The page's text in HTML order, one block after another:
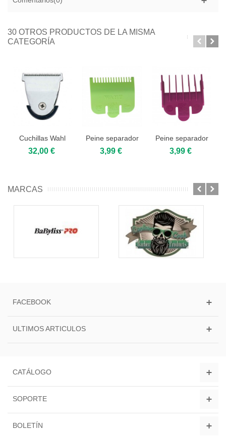
30 OTROS PRODUCTOS DE LA MISMA
CATEGORÍA
Cuchillas Wahl
Beret
32,00 €
Peine separador
nº0,5 Wahl
3,99 €
Peine separador
nº1,5 Wahl
3,99 €
MARCAS
FACEBOOK
ULTIMOS ARTICULOS
CATÁLOGO
SOPORTE
BOLETÍN